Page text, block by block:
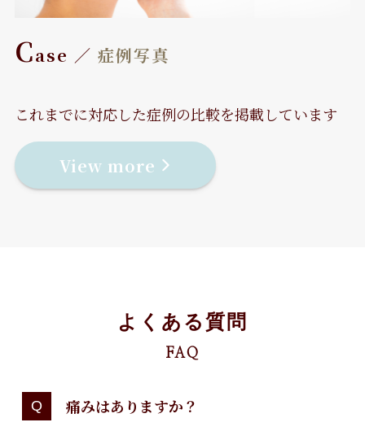
Case ／ 症例写真
これまでに対応した症例の比較を掲載しています
View more
よくある質問
FAQ
痛みはありますか？